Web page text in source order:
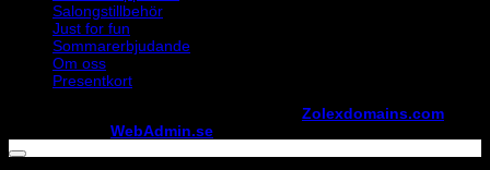
Salongstillbehör
Just for fun
Sommarerbjudande
Om oss
Presentkort
Zolexdomains.com
WebAdmin.se